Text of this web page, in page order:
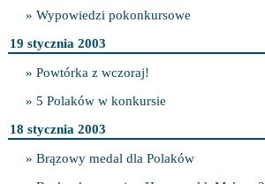
» Wypowiedzi pokonkursowe
19 stycznia 2003
» Powtórka z wczoraj!
» 5 Polaków w konkursie
18 stycznia 2003
» Brązowy medal dla Polaków